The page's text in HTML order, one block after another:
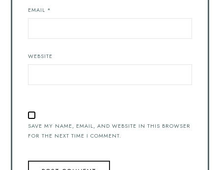
EMAIL *
WEBSITE
SAVE MY NAME, EMAIL, AND WEBSITE IN THIS BROWSER
FOR THE NEXT TIME I COMMENT.